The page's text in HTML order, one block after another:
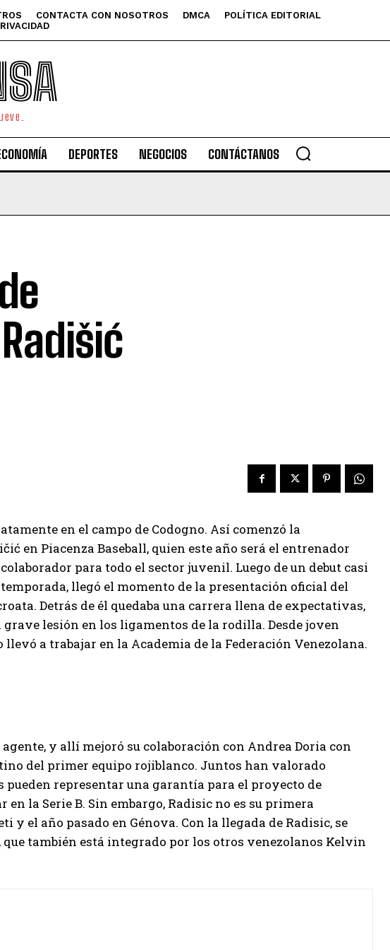
CONTACTA CON NOSOTROS DMCA
POLÍTICA EDITORIAL
DEPORTES NEGOCIOS CONTÁCTANOS
en el campo de Codogno. Así comenzó la
en Piacenza Baseball, quien este año será el entrenador
para todo el sector juvenil. Luego de un debut casi
llegó el momento de la presentación oficial del
Detrás de él quedaba una carrera llena de expectativas,
lesión en los ligamentos de la rodilla. Desde joven
a trabajar en la Academia de la Federación Venezolana.
y allí mejoró su colaboración con Andrea Doria con
del primer equipo rojiblanco. Juntos han valorado
representar una garantía para el proyecto de
la Serie B. Sin embargo, Radisic no es su primera
y el año pasado en Génova. Con la llegada de Radisic, se
que también está integrado por los otros venezolanos Kelvin